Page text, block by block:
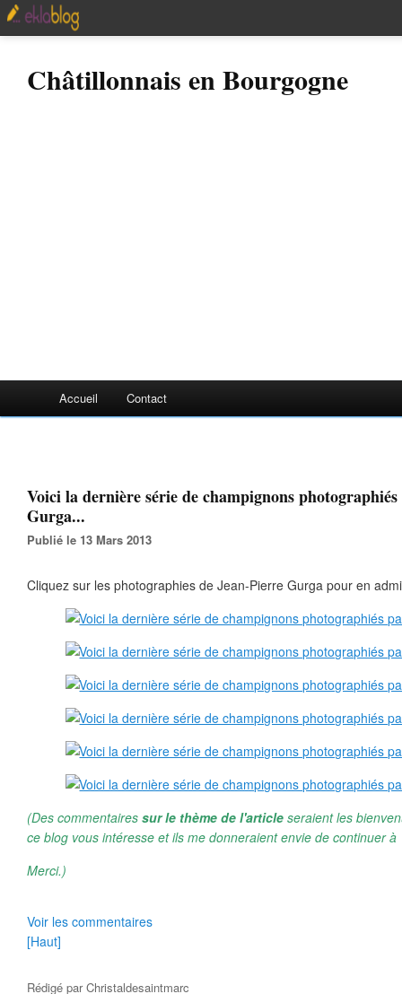
Châtillonnais en Bourgogne
Accueil Contact
Voici la dernière série de champignons
Gurga...
Publié le 13 Mars 2013
Cliquez sur les photographies de Jean-Pierre Gurga pour en
(Des commentaires sur le thème de l'article seraient les
ce blog vous intéresse et ils me donneraient envie de continuer
Merci.)
Voir les commentaires
[Haut]
Rédigé parChristaldesaintmarc